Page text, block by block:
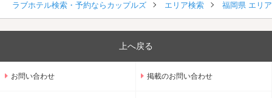
ラブホテル検索・予約ならカップルズ エリア検索 福岡県 エリ
上へ戻る
お問い合わせ 掲載のお問い合わせ